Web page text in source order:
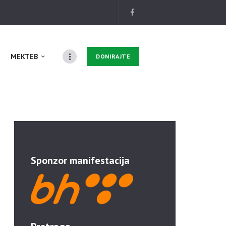
MEKTEB DONIRAJTE
Sponzor manifestacija